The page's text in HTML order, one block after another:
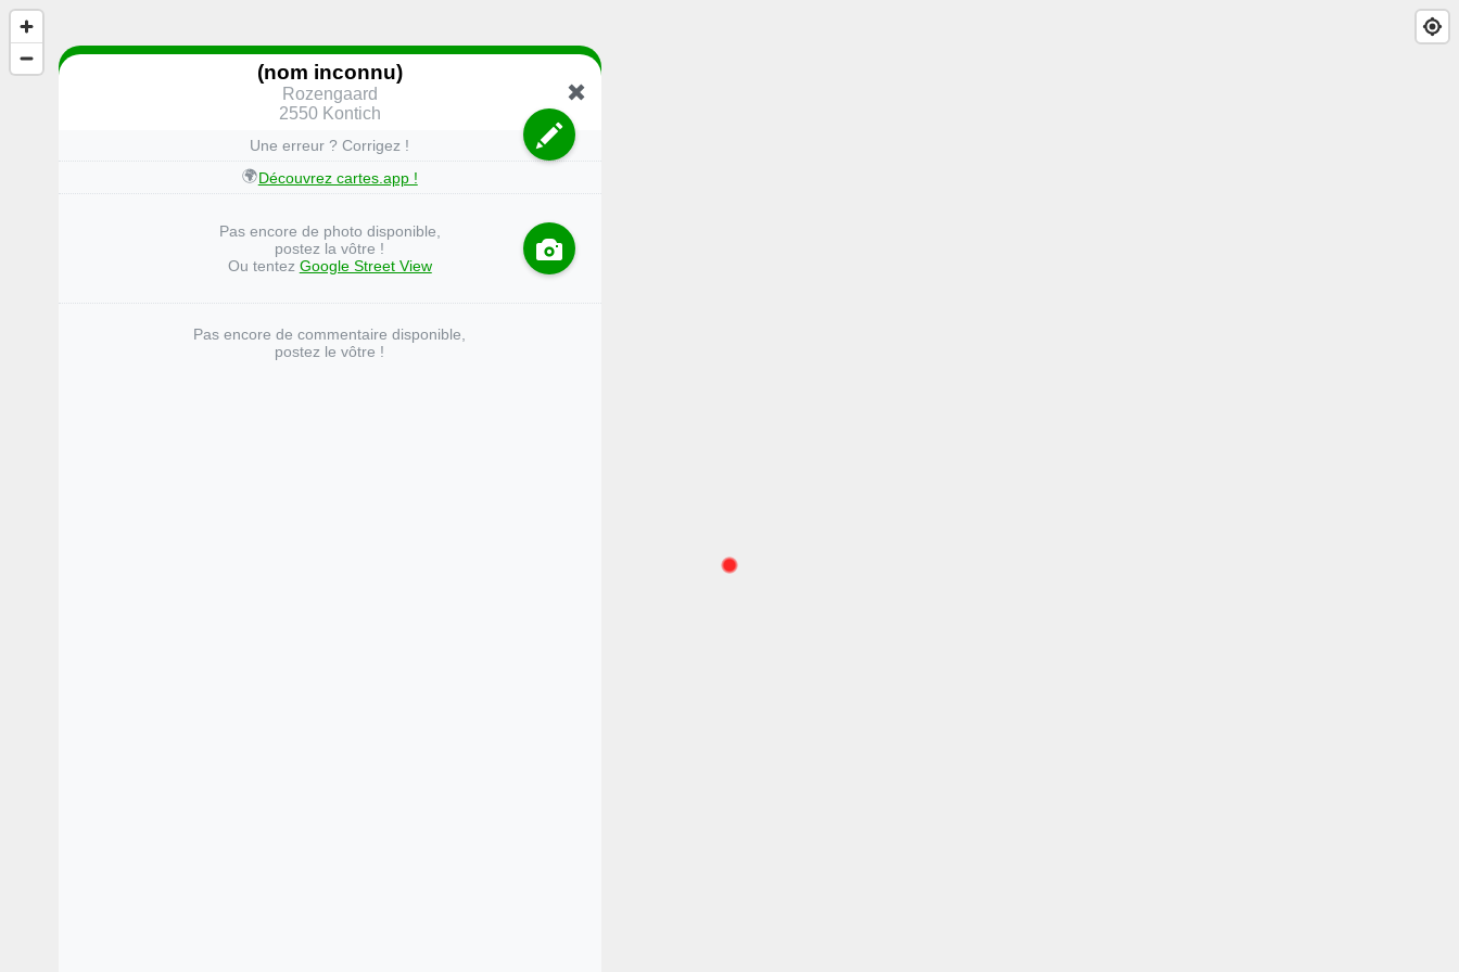
(nom inconnu)
Rozengaard
2550 Kontich
Une erreur ? Corrigez !
🌍Découvrez cartes.app !
Pas encore de photo disponible,
postez la vôtre !
Ou tentez Google Street View
Pas encore de commentaire disponible,
postez le vôtre !